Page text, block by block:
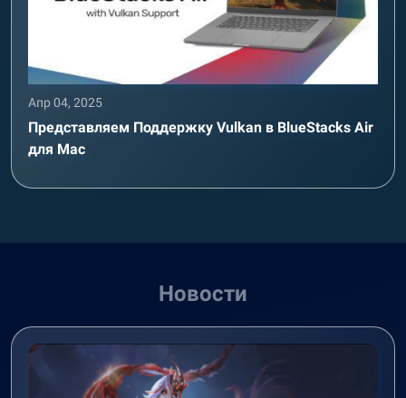
Апр 04, 2025
Представляем Поддержку Vulkan в BlueStacks Air
для Mac
Новости